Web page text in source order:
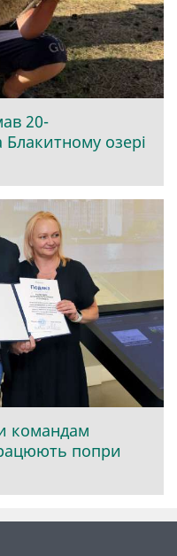
20-
Блакитному озері
командам
попри